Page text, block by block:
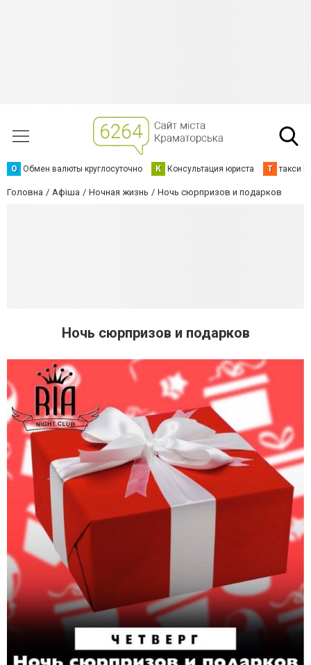
О Обмен валюты круглосуточно К Консультация юриста Т такси
Головна Афіша Ночная жизнь Ночь сюрпризов и подарков
Ночь сюрпризов и подарков